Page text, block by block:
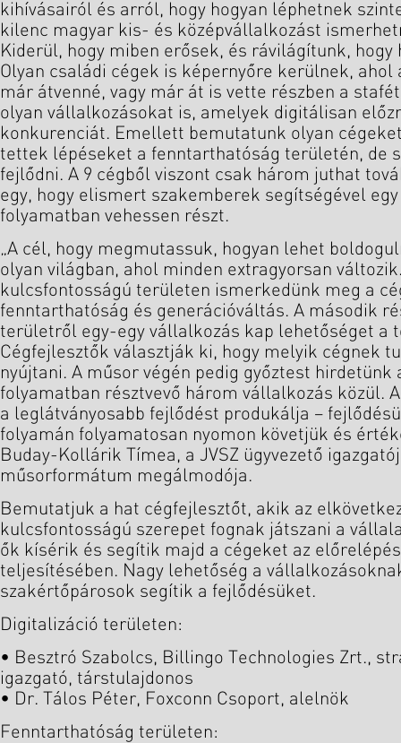
kihívásairól és arról, hogy hogyan léphetnek
kilenc magyar kis- és középvállalkozást
Kiderül, hogy miben erősek, és rávilágítunk,
Olyan családi cégek is képernyőre kerülnek, ahol
már átvenné, vagy már át is vette részben a
olyan vállalkozásokat is, amelyek digitálisan
konkurenciát. Emellett bemutatunk olyan
tettek lépéseket a fenntarthatóság területén, de
fejlődni. A 9 cégből viszont csak három juthat
egy, hogy elismert szakemberek segítségével
folyamatban vehessen részt.
„A cél, hogy megmutassuk, hogyan lehet
olyan világban, ahol minden extragyorsan
kulcsfontosságú területen ismerkedünk meg a
fenntarthatóság és generációváltás. A második
területről egy-egy vállalkozás kap lehetőséget a
Cégfejlesztők választják ki, hogy melyik cégnek
nyújtani. A műsor végén pedig győztest hirdetünk
folyamatban résztvevő három vállalkozás közül.
a leglátványosabb fejlődést produkálja –
folyamán folyamatosan nyomon követjük és
Buday-Kollárik Tímea, a JVSZ ügyvezető
műsorformátum megálmodója.
Bemutatjuk a hat cégfejlesztőt, akik az
kulcsfontosságú szerepet fognak játszani a
ők kísérik és segítik majd a cégeket az
teljesítésében. Nagy lehetőség a
szakértőpárosok segítik a fejlődésüket.
Digitalizáció területen:
• Besztró Szabolcs, Billingo Technologies Zrt.,
igazgató, társtulajdonos
• Dr. Tálos Péter, Foxconn Csoport, alelnök
Fenntarthatóság területen: